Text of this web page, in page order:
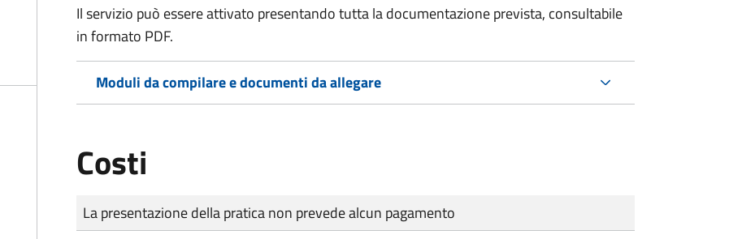
Il servizio può essere attivato presentando tutta la documentazione prevista, consultabile
in formato PDF.
Moduli da compilare e documenti da allegare
Costi
Tipo di pagamento
Importo
La presentazione della pratica non prevede alcun pagamento